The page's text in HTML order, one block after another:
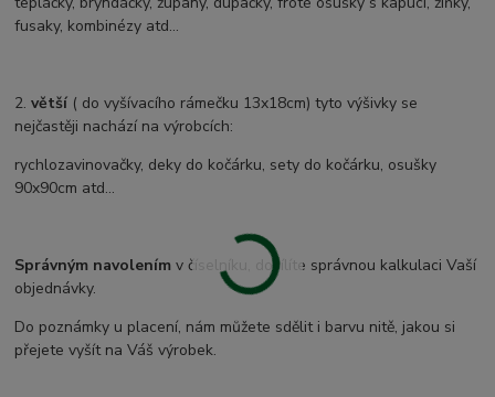
fusaky, kombinézy atd...
2.větší ( do vyšívacího rámečku 13x18cm) tyto výšivky se
nejčastěji nachází na výrobcích:
rychlozavinovačky, deky do kočárku, sety do kočárku, osušky
90x90cm atd...
Správným navolením v číselníku, docílíte správnou kalkulaci Vaší
objednávky.
Do poznámky u placení, nám můžete sdělit i barvu nitě, jakou si
přejete vyšít na Váš výrobek.